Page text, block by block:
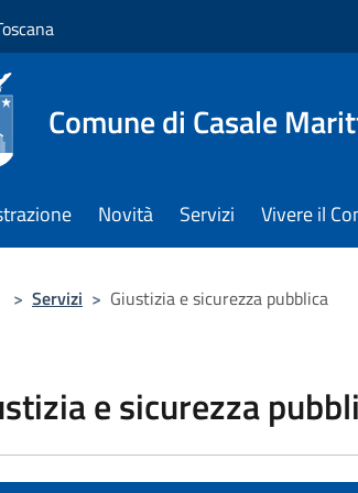
Comune di Casale
Novità Servizi Vivere il
> Servizi > Giustizia e sicurezza pubblica
e sicurezza